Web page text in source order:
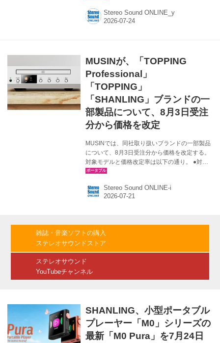
製品を速攻でチェック。前モデル「M0 Pro」の
違いを主に紹介したい。 ●関連記事 さて、新製
バーがなくなった程度か。仕様面ではほかに、
DACがESSからCirrus Logicへ変更され（デュ
アル仕様は同じ）、アンバランス出力...
Stereo Sound ONLINE_y
MUSINが、「TOPPING
Professional」
「TOPPING」
「SHANLING」ブランドの一
部製品について、8月3日受注
分から価格を改定
MUSINでは、同社取り扱いブランドの一部製品
について、8月3日受注分から価格を改定する。
対象モデルと価格改定率は以下の通り。 ●対象
製品と価格改定率 TOPPING Professional：
II（10％）、A900（10％）、D900（9％）
SHANLING：CR60（9％） 部材コストおよび
とになったそうだ。 【価格改定のお知らせ】取
り扱いブランド『TOPPING』、『TOPPING
Stereo Sound ONLINE-i
雑誌・音楽ソフトの購入
ステレオサウンドストア
ステレオサウンド
YouTubeチャンネル
SHANLING、小型ポータブル
プレーヤー「M0」シリーズの
最新「M0 Pura」を7月24日